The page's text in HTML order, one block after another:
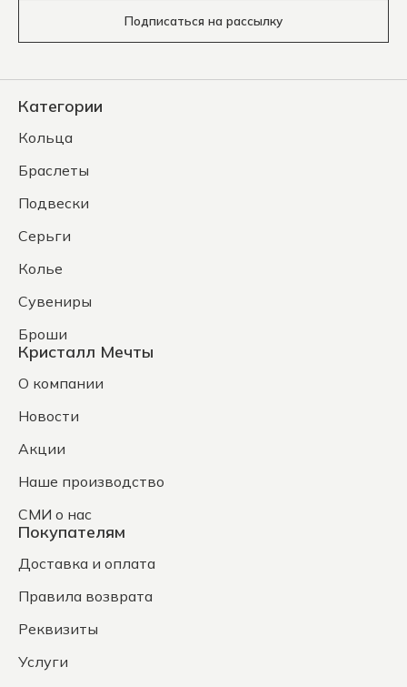
Подписаться на рассылку
Категории
Кольца
Браслеты
Подвески
Серьги
Колье
Сувениры
Броши
Кристалл Мечты
О компании
Новости
Акции
Наше производство
СМИ о нас
Покупателям
Доставка и оплата
Правила возврата
Реквизиты
Услуги